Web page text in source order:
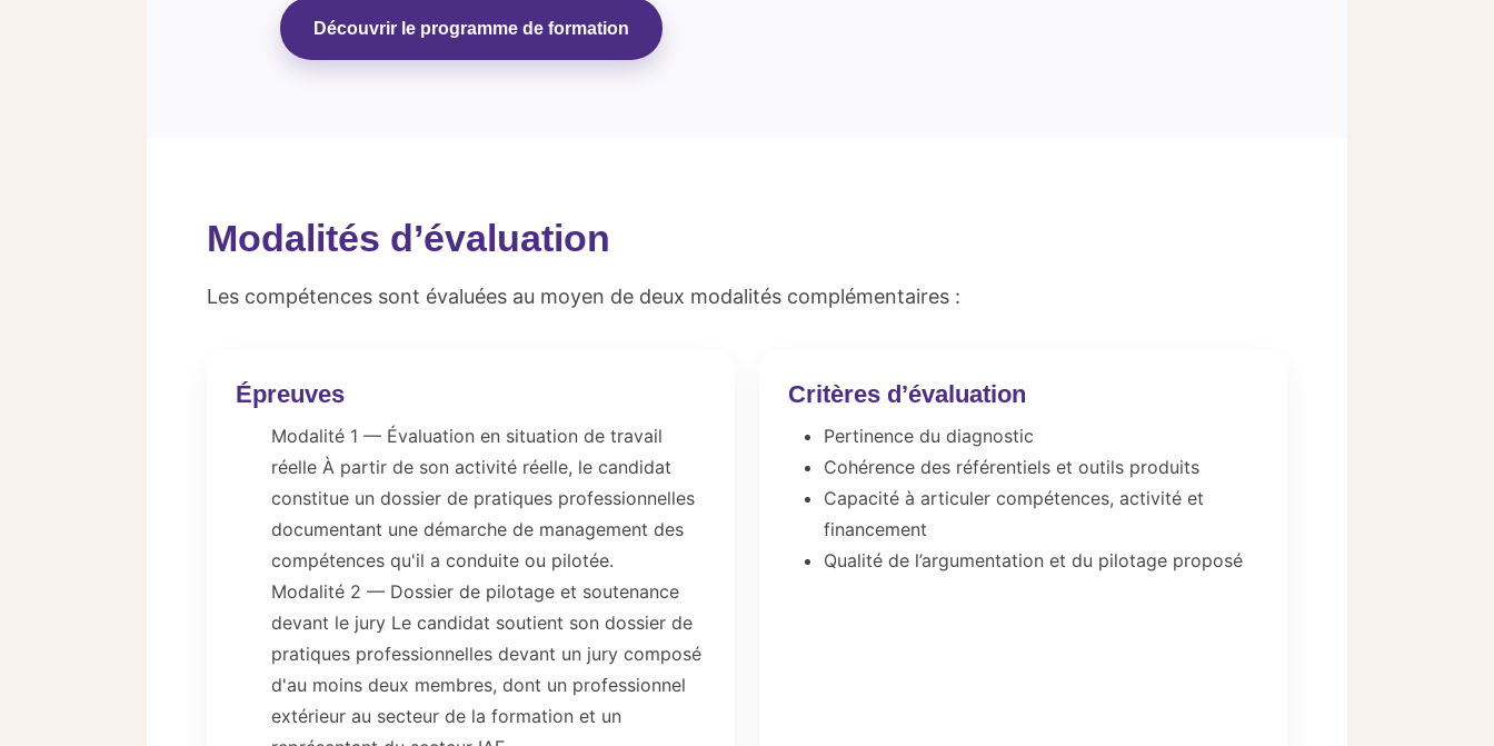
Découvrir le programme de formation
Modalités d’évaluation
Les compétences sont évaluées au moyen de deux modalités complémentaires :
Épreuves
Modalité 1 — Évaluation en situation de travail
réelle À partir de son activité réelle, le candidat
constitue un dossier de pratiques professionnelles
documentant une démarche de management des
compétences qu'il a conduite ou pilotée.
Modalité 2 — Dossier de pilotage et soutenance
devant le jury Le candidat soutient son dossier de
pratiques professionnelles devant un jury composé
d'au moins deux membres, dont un professionnel
extérieur au secteur de la formation et un
Critères d’évaluation
Pertinence du diagnostic
Cohérence des référentiels et outils produits
Capacité à articuler compétences, activité et
financement
Qualité de l’argumentation et du pilotage proposé